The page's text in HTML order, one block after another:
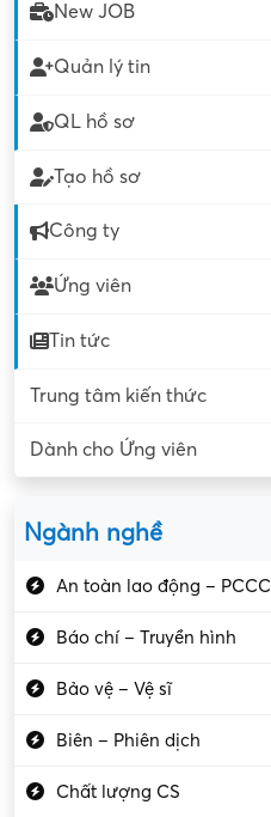
New JOB
Quản lý tin
QL hồ sơ
Tạo hồ sơ
Công ty
Ứng viên
Tin tức
Trung tâm kiến thức
Dành cho Ứng viên
Ngành nghề
An toàn lao động – PCCC
Báo chí – Truyền hình
Bảo vệ – Vệ sĩ
Biên – Phiên dịch
Chất lượng CS